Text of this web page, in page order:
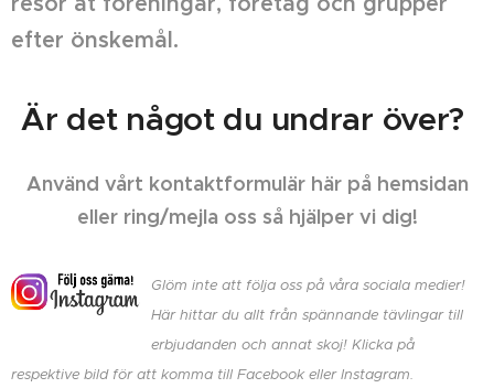
efter önskemål.
Är det något du undrar över?
Använd vårt kontaktformulär här på hemsidan
eller ring/mejla oss så hjälper vi dig!
Glöm inte att följa oss på våra sociala medier!
Här hittar du allt från spännande tävlingar till
erbjudanden och annat skoj! Klicka på
respektive bild för att komma till Facebook eller Instagram.